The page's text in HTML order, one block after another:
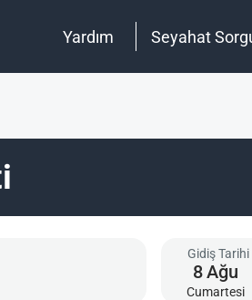
Yardım Seyahat
Gidiş Tarihi
8Ağu
Cumartesi